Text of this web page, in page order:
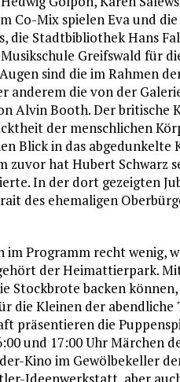
Co-Mix spielen Eva und
die Stadtbibliothek Hans
Greifswald für
sind die im Rahmen
die von der
Alvin Booth. Der britische
der menschlichen
Blick in das abgedunkelte
hat Hubert Schwarz
In der dort gezeigten
des ehemaligen
Programm recht wenig,
der Heimattierpark.
Stockbrote backen
die Kleinen der abendliche
präsentieren die
und 17:00 Uhr Märchen
Kino im Gewölbekeller